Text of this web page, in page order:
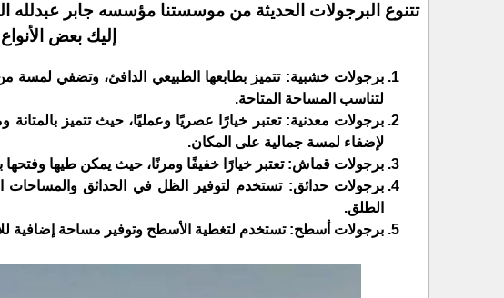
تتنوع البرجولات الحديثة من موسستنا مؤسسه جابر عبدلله
إليك بعض
برجولات خشبية: تتميز بطابعها الطبيعي الدافئ، وتضفي لمسة
لتناسب المساحة المتاحة.
برجولات معدنية: تعتبر خيارًا عصريًا وعمليًا، حيث تتميز
لإضفاء لمسة جمالية على المكان.
برجولات قماش: تعتبر خيارًا خفيفًا ومرنًا، حيث يمكن طيها
برجولات حدائق: تستخدم لتوفير الظل في الحدائق والمساحات
الطلق.
برجولات أسطح: تستخدم لتغطية الأسطح وتوفير مساحة إضافية